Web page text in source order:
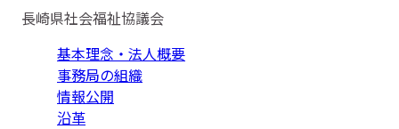
長崎県社会福祉協議会
基本理念・法人概要
事務局の組織
情報公開
沿革